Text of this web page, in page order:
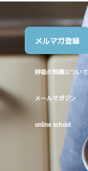
メルマガ登録
呼吸の料理について
メールマガジン
online school